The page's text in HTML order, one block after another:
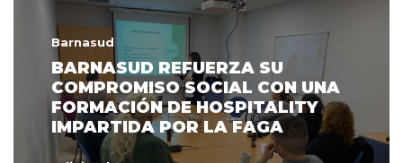
Barnasud
BARNASUD REFUERZA SU
COMPROMISO SOCIAL CON UNA
FORMACIÓN DE HOSPITALITY
IMPARTIDA POR LA FAGA